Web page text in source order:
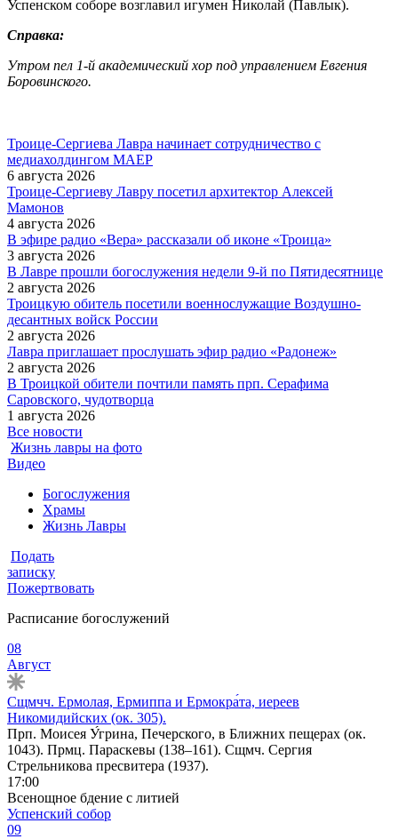
Успенском соборе возглавил игумен Николай (Павлык).
Справка:
Утром пел 1-й академический хор под управлением Евгения
Боровинского.
Троице-Сергиева Лавра начинает сотрудничество с
медиахолдингом МАЕР
6 августа 2026
Троице-Сергиеву Лавру посетил архитектор Алексей
Мамонов
4 августа 2026
В эфире радио «Вера» рассказали об иконе «Троица»
3 августа 2026
В Лавре прошли богослужения недели 9-й по Пятидесятнице
2 августа 2026
Троицкую обитель посетили военнослужащие Воздушно-
десантных войск России
2 августа 2026
Лавра приглашает прослушать эфир радио «Радонеж»
2 августа 2026
В Троицкой обители почтили память прп. Серафима
Саровского, чудотворца
1 августа 2026
Все новости
Жизнь лавры на фото
Видео
Богослужения
Храмы
Жизнь Лавры
Подать
записку
Пожертвовать
Расписание богослужений
08
Август
Сщмчч. Ермолая, Ермиппа и Ермокра́та, иереев
Никомидийских (ок. 305).
Прп. Моисея У́грина, Печерского, в Ближних пещерах (ок.
1043). Прмц. Параскевы (138–161). Сщмч. Сергия
Стрельникова пресвитера (1937).
17:00
Всенощное бдение с литией
Успенский собор
09